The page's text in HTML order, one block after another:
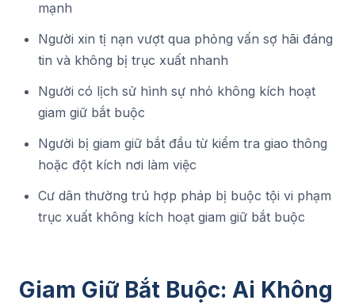
mạnh
Người xin tị nạn vượt qua phỏng vấn sợ hãi đáng
tin và không bị trục xuất nhanh
Người có lịch sử hình sự nhỏ không kích hoạt
giam giữ bắt buộc
Người bị giam giữ bắt đầu từ kiểm tra giao thông
hoặc đột kích nơi làm việc
Cư dân thường trú hợp pháp bị buộc tội vi phạm
trục xuất không kích hoạt giam giữ bắt buộc
Giam Giữ Bắt Buộc: Ai Không